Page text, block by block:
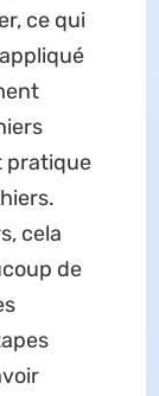
ce qui
pratique
cela
de